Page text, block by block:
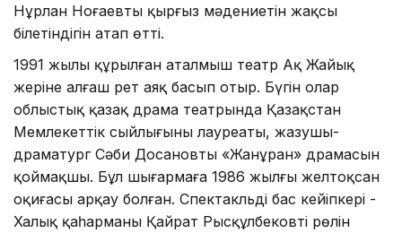
Нұрлан Ноғаевтың қырғыз мәдениетін жақсы
білетіндігін атап өтті.
1991 жылы құрылған аталмыш театр Ақ Жайық
жеріне алғаш рет аяқ басып отыр. Бүгін олар
облыстық қазақ драма театрында Қазақстан
Мемлекеттік сыйлығының лауреаты, жазушы-
драматург Сәби Досановтың «Жанұран» драмасын
қоймақшы. Бұл шығармаға 1986 жылғы желтоқсан
оқиғасы арқау болған. Спектакльдің бас кейіпкері -
Халық қаһарманы Қайрат Рысқұлбековтің рөлін